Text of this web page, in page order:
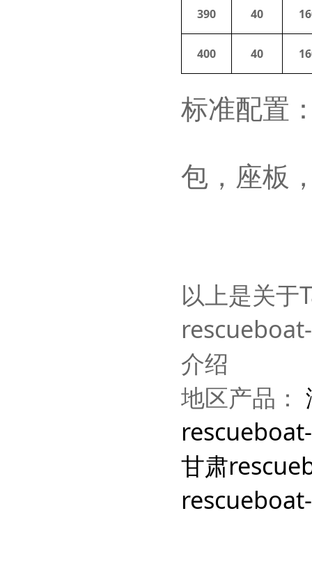
390 40
400 40
标准配置
包，座板
以上是关于
介绍
地区产品：
甘肃